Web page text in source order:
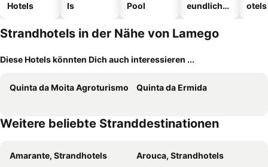
Hotels
ls
Pool
eundliche
otels
Strandhotels in der Nähe von Lamego
Diese Hotels könnten Dich auch interessieren ...
Quinta da Moita Agroturismo Quinta da Ermida
Weitere beliebte Stranddestinationen
Amarante, Strandhotels
Arouca, Strandhotels